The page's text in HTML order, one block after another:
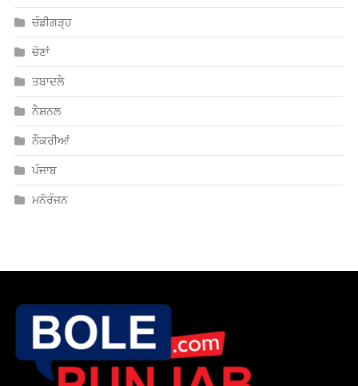
ਚੰਡੀਗੜ੍ਹ
ਚੋਣਾਂ
ਤਬਾਦਲੇ
ਨੈਸ਼ਨਲ
ਨੌਕਰੀਆਂ
ਪੰਜਾਬ
ਮਨੋਰੰਜਨ